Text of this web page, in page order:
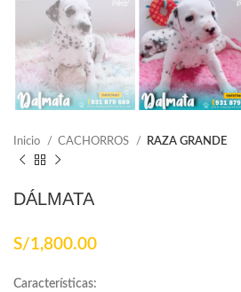
Inicio CACHORROS RAZA GRANDE
DÁLMATA
S/1,800.00
Características: